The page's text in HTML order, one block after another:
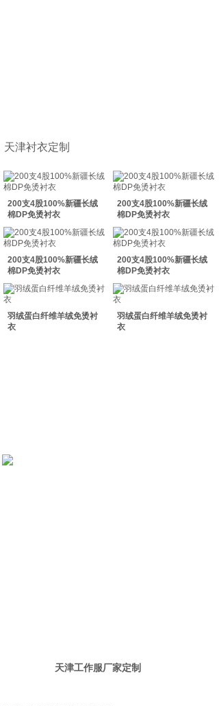
天津衬衣定制
200支4股100%新疆长绒
棉DP免烫衬衣
200支4股100%新疆长绒
棉DP免烫衬衣
200支4股100%新疆长绒
棉DP免烫衬衣
200支4股100%新疆长绒
棉DP免烫衬衣
羽绒蛋白纤维羊绒免烫衬
衣
羽绒蛋白纤维羊绒免烫衬
衣
双击此处添加文字
双击此处添加文字
天津工作服厂家定制